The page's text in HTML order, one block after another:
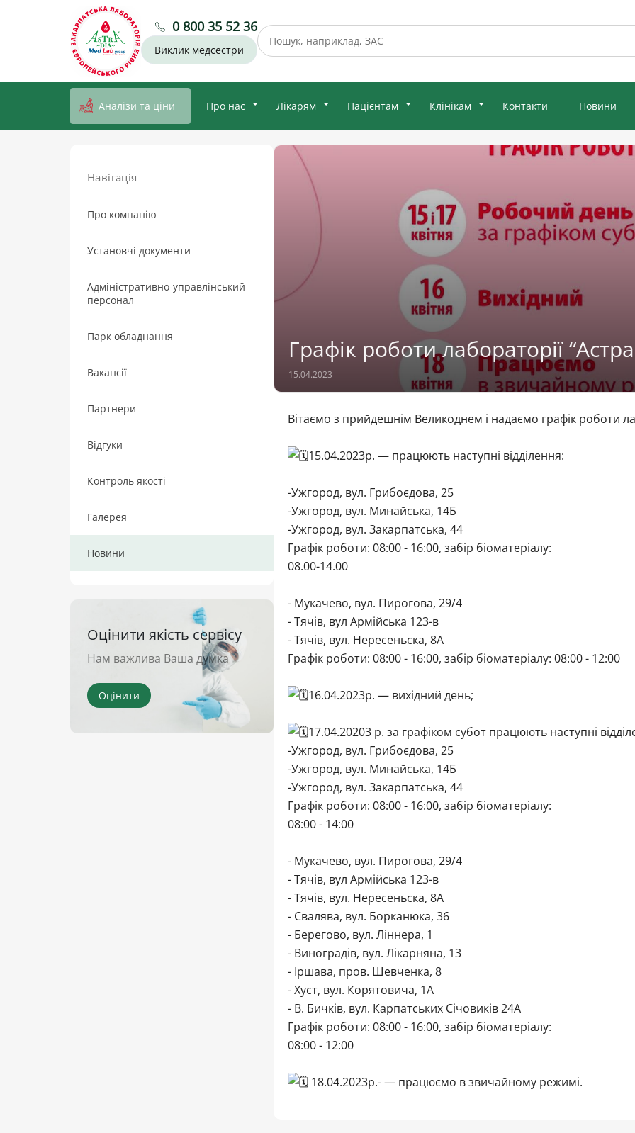
0 800 35 52 36
Виклик медсестри
Аналізи та ціни Про нас Лікарям Пацієнтам Клінікам Контакти Новини
Навігація
Про компанію
Установчі документи
Адміністративно-управлінський
персонал
Парк обладнання
Вакансії
Партнери
Відгуки
Контроль якості
Галерея
Новини
Оцінити якість сервісу
Нам важлива Ваша думка
Оцінити
Графік роботи лабораторії
15.04.2023
Вітаємо з прийдешнім Великоднем і надаємо графік роботи
15.04.2023р. — працюють наступні відділення:
-Ужгород, вул. Грибоєдова, 25
-Ужгород, вул. Минайська, 14Б
-Ужгород, вул. Закарпатська, 44
Графік роботи: 08:00 - 16:00, забір біоматеріалу:
08.00-14.00
- Мукачево, вул. Пирогова, 29/4
- Тячів, вул Армійська 123-в
- Тячів, вул. Нересеньска, 8А
Графік роботи: 08:00 - 16:00, забір біоматеріалу: 08:00 - 12:00
16.04.2023р. — вихідний день;
17.04.20203 р. за графіком субот працюють наступні
-Ужгород, вул. Грибоєдова, 25
-Ужгород, вул. Минайська, 14Б
-Ужгород, вул. Закарпатська, 44
Графік роботи: 08:00 - 16:00, забір біоматеріалу:
08:00 - 14:00
- Мукачево, вул. Пирогова, 29/4
- Тячів, вул Армійська 123-в
- Тячів, вул. Нересеньска, 8А
- Свалява, вул. Борканюка, 36
- Берегово, вул. Ліннера, 1
- Виноградів, вул. Лікарняна, 13
- Іршава, пров. Шевченка, 8
- Хуст, вул. Корятовича, 1А
- В. Бичків, вул. Карпатських Січовиків 24А
Графік роботи: 08:00 - 16:00, забір біоматеріалу:
08:00 - 12:00
18.04.2023р.- — працюємо в звичайному режимі.